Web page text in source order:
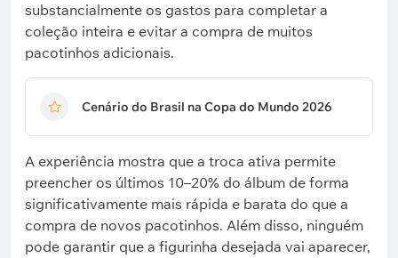
substancialmente os gastos para completar a
coleção inteira e evitar a compra de muitos
pacotinhos adicionais.
Cenário do Brasil na Copa do Mundo 2026
A experiência mostra que a troca ativa permite
preencher os últimos 10–20% do álbum de forma
significativamente mais rápida e barata do que a
compra de novos pacotinhos. Além disso, ninguém
pode garantir que a figurinha desejada vai aparecer,